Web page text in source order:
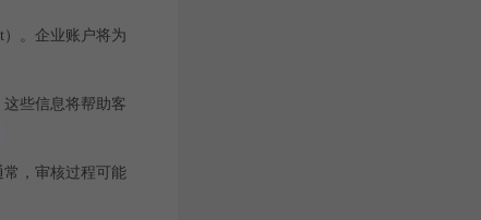
。企业账户将为
些信息将帮助客
，审核过程可能